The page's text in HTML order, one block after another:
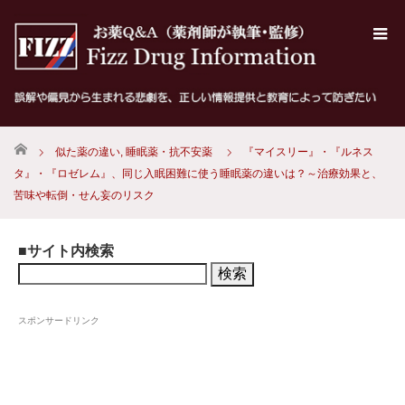
ホーム 似た薬の違い, 睡眠薬・抗不安薬
『マイスリー』・『ルネス
タ』・『ロゼレム』、同じ入眠困難に使う睡眠薬の違いは？～治療効果と、
苦味や転倒・せん妄のリスク
■サイト内検索
スポンサードリンク